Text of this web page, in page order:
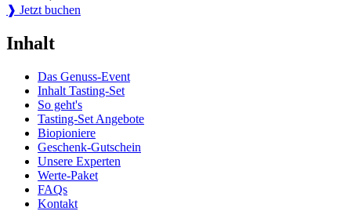
❱ Jetzt buchen
Inhalt
Das Genuss-Event
Inhalt Tasting-Set
So geht's
Tasting-Set Angebote
Biopioniere
Geschenk-Gutschein
Unsere Experten
Werte-Paket
FAQs
Kontakt